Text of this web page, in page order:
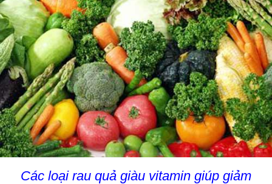
Các loại rau quả giàu vitamin giúp giảm